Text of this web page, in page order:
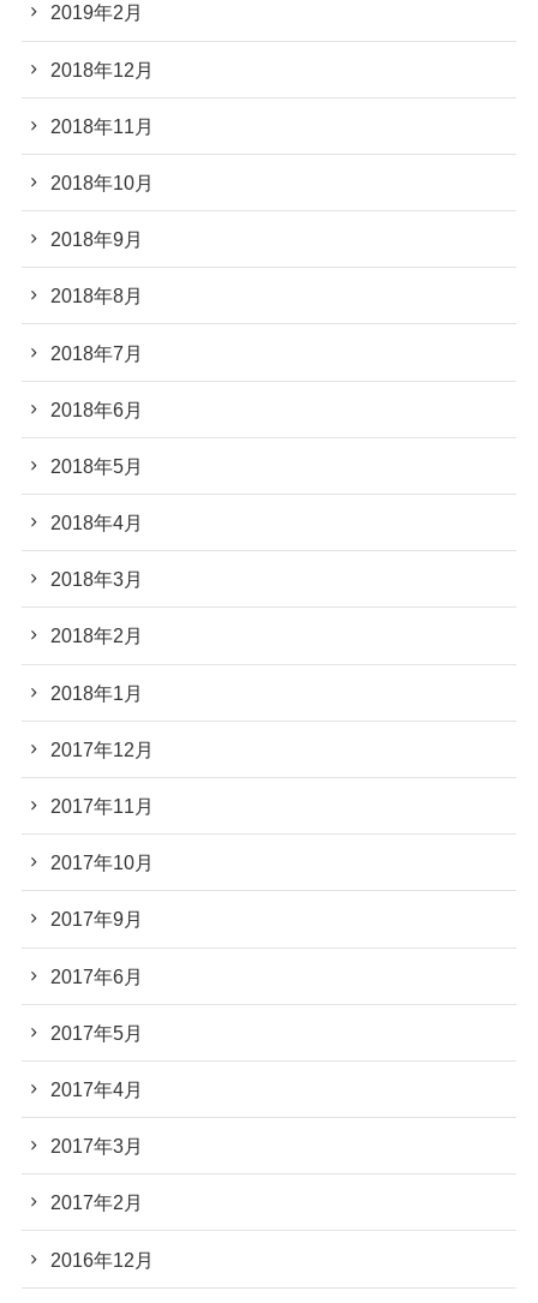
2019年2月
2018年12月
2018年11月
2018年10月
2018年9月
2018年8月
2018年7月
2018年6月
2018年5月
2018年4月
2018年3月
2018年2月
2018年1月
2017年12月
2017年11月
2017年10月
2017年9月
2017年6月
2017年5月
2017年4月
2017年3月
2017年2月
2016年12月